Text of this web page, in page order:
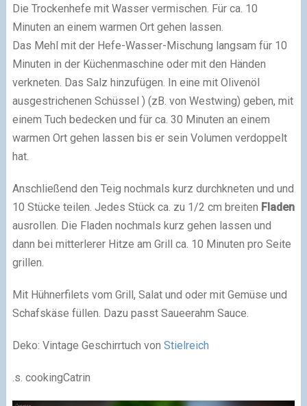
Die Trockenhefe mit Wasser vermischen. Für ca. 10
Minuten an einem warmen Ort gehen lassen.
Das Mehl mit der Hefe-Wasser-Mischung langsam für 10
Minuten in der Küchenmaschine oder mit den Händen
verkneten. Das Salz hinzufügen. In eine mit Olivenöl
ausgestrichenen Schüssel ) (zB. von Westwing) geben, mit
einem Tuch bedecken und für ca. 30 Minuten an einem
warmen Ort gehen lassen bis er sein Volumen verdoppelt
hat.
Anschließend den Teig nochmals kurz durchkneten und und
10 Stücke teilen. Jedes Stück ca. zu 1/2 cm breiten Fladen
ausrollen. Die Fladen nochmals kurz gehen lassen und
dann bei mitterlerer Hitze am Grill ca. 10 Minuten pro Seite
grillen.
Mit Hühnerfilets vom Grill, Salat und oder mit Gemüse und
Schafskäse füllen. Dazu passt Saueerahm Sauce.
Deko: Vintage Geschirrtuch von Stielreich
.s. cookingCatrin